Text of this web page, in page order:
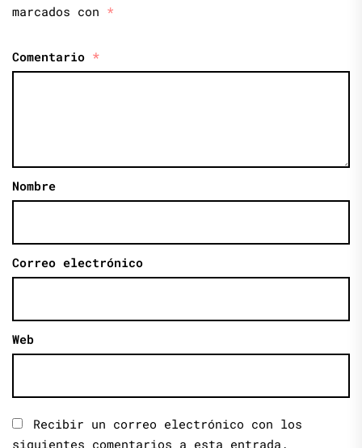
marcados con *
Comentario *
Nombre
Correo electrónico
Web
Recibir un correo electrónico con los
siguientes comentarios a esta entrada.